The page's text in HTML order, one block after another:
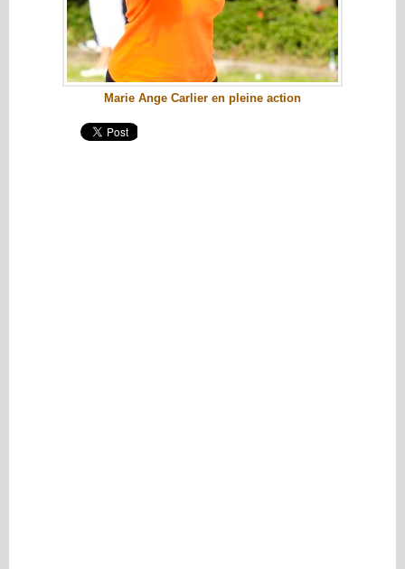
Marie Ange Carlier en pleine action